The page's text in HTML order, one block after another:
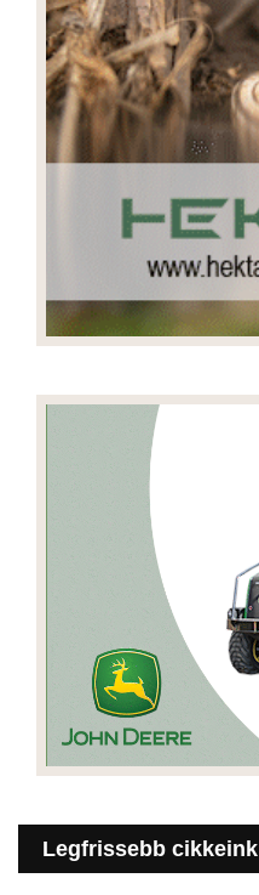
Legfrissebb cikkeink